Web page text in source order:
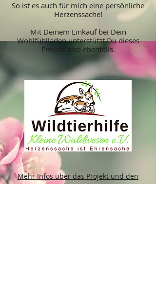
So ist es auch für mich eine persönliche
Herzenssache!
Mit Deinem Einkauf bei Dein
Wohlfühlladen unterstützt Du dieses
Projekt also ebenfalls.
Mehr Infos über das Projekt und den